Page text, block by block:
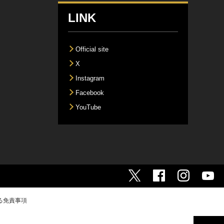
LINK
Official site
X
Instagram
Facebook
YouTube
免責事項